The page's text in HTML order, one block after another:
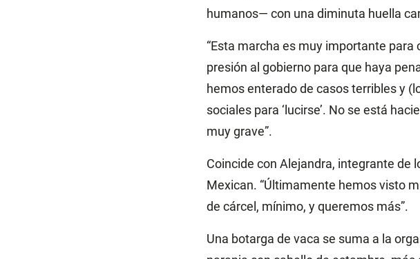
humanos— con una diminuta huella
“Esta marcha es muy importante
presión al gobierno para que haya
hemos enterado de casos terribles y
sociales para ‘lucirse’. No se está
muy grave”.
Coincide con Alejandra, integrante de
Mexican. “Últimamente hemos visto
de cárcel, mínimo, y queremos más”.
Una botarga de vaca se suma a la